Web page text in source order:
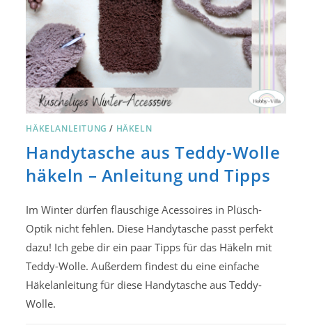
HÄKELANLEITUNG / HÄKELN
Handytasche aus Teddy-Wolle
häkeln – Anleitung und Tipps
Im Winter dürfen flauschige Acessoires in Plüsch-
Optik nicht fehlen. Diese Handytasche passt perfekt
dazu! Ich gebe dir ein paar Tipps für das Häkeln mit
Teddy-Wolle. Außerdem findest du eine einfache
Häkelanleitung für diese Handytasche aus Teddy-
Wolle.